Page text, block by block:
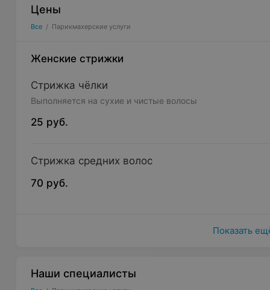
Цены
Все / Парикмахерские услуги
Женские стрижки
Стрижка чёлки
Выполняется на сухие и чистые волосы
25 руб.
Стрижка средних волос
70 руб.
Показать
Наши специалисты